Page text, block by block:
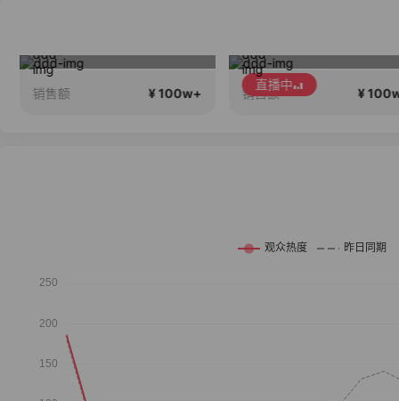
销售额 ¥ 100w+
直播中
销售额 ¥